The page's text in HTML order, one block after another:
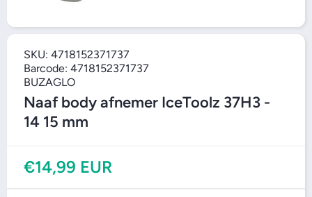
SKU: 4718152371737
Barcode: 4718152371737
BUZAGLO
Naaf body afnemer IceToolz 37H3 -
14 15 mm
€14,99 EUR